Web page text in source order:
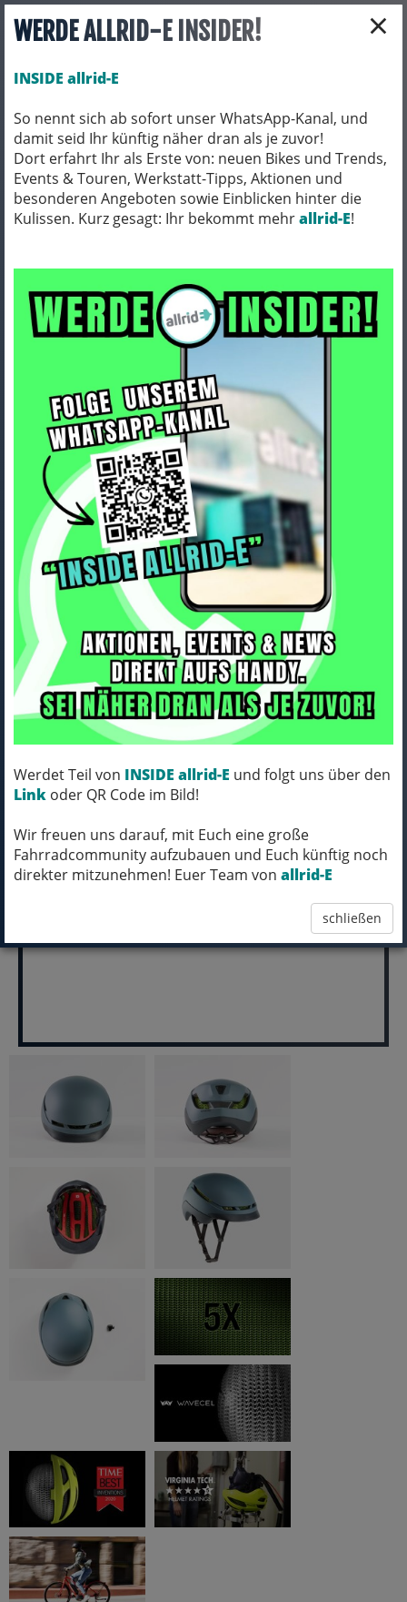
×
WERDE ALLRID-E INSIDER!
INSIDE allrid-E
So nennt sich ab sofort unser WhatsApp-Kanal, und
damit seid Ihr künftig näher dran als je zuvor!
Dort erfahrt Ihr als Erste von: neuen Bikes und Trends,
Events & Touren, Werkstatt-Tipps, Aktionen und
besonderen Angeboten sowie Einblicken hinter die
Kulissen. Kurz gesagt: Ihr bekommt mehrallrid-E!
Werdet Teil von INSIDE allrid-E und folgt uns über den
Link oder QR Code im Bild!
Wir freuen uns darauf, mit Euch eine große
Fahrradcommunity aufzubauen und Euch künftig noch
direkter mitzunehmen! Euer Team von allrid-E
schließen
Toggle navigation
BEKLEIDUNG HELME & ZUBEHÖR
Bontrager Helm Bontrager
Charge WaveCel L Battleship
CE
Art.Nr. 576724
Farbe: BATTLESHIP BLUE
KOMM´ VORBEI, MICH KANNST DU HABEN!
NORTORF
pro Stück (inkl. MwSt.)